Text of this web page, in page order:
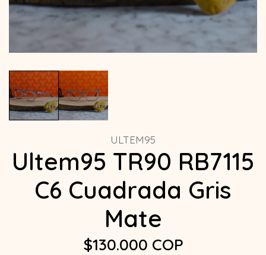
ULTEM95
Ultem95 TR90 RB7115
C6 Cuadrada Gris
Mate
$130.000 COP